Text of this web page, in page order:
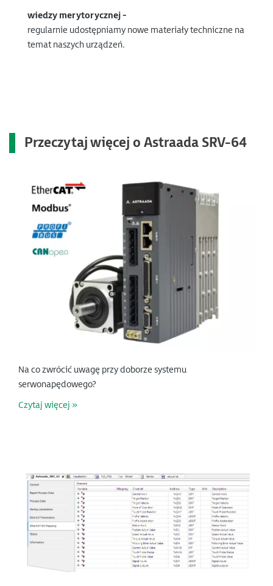
wiedzy merytorycznej -
regularnie udostępniamy nowe materiały techniczne na
temat naszych urządzeń.
Przeczytaj więcej o Astraada SRV-64
Na co zwrócić uwagę przy doborze systemu
serwonapędowego?
Czytaj więcej »